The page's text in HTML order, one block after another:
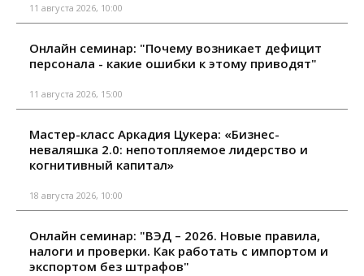
11 августа 2026, 10:00
Онлайн семинар: "Почему возникает дефицит
персонала - какие ошибки к этому приводят"
11 августа 2026, 15:00
Мастер-класс Аркадия Цукера: «Бизнес-
неваляшка 2.0: непотопляемое лидерство и
когнитивный капитал»
18 августа 2026, 10:00
Онлайн семинар: "ВЭД – 2026. Новые правила,
налоги и проверки. Как работать с импортом и
экспортом без штрафов"